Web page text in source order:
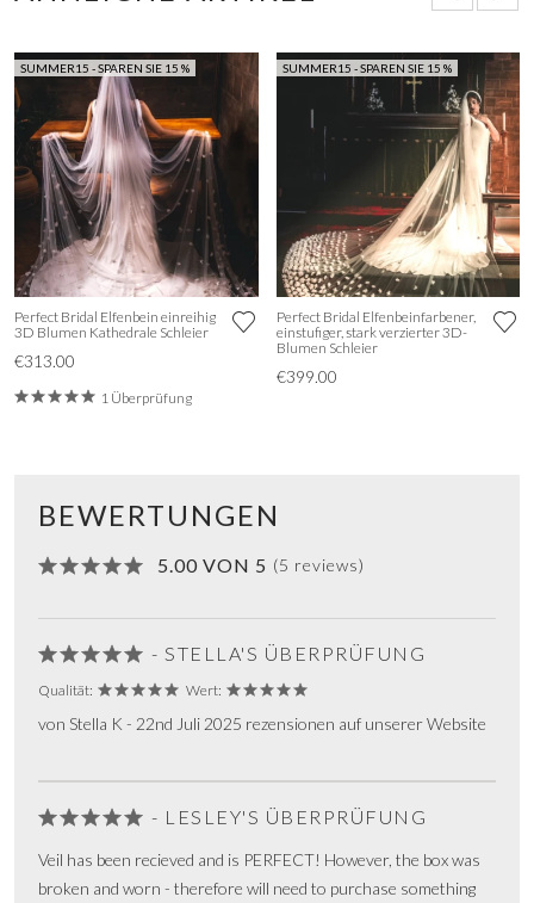
SUMMER15 - SPAREN SIE 15 %
Perfect Bridal Elfenbein einreihig
3D Blumen Kathedrale Schleier
€313.00
1 Überprüfung
SUMMER15 - SPAREN SIE 15 %
Perfect Bridal Elfenbeinfarbener,
einstufiger, stark verzierter 3D-
Blumen Schleier
€399.00
BEWERTUNGEN
5.00 VON 5 (5 reviews)
- STELLA'S ÜBERPRÜFUNG
Qualität: Wert:
von Stella K - 22nd Juli 2025 rezensionen auf unserer Website
- LESLEY'S ÜBERPRÜFUNG
Veil has been recieved and is PERFECT! However, the box was
broken and worn - therefore will need to purchase something